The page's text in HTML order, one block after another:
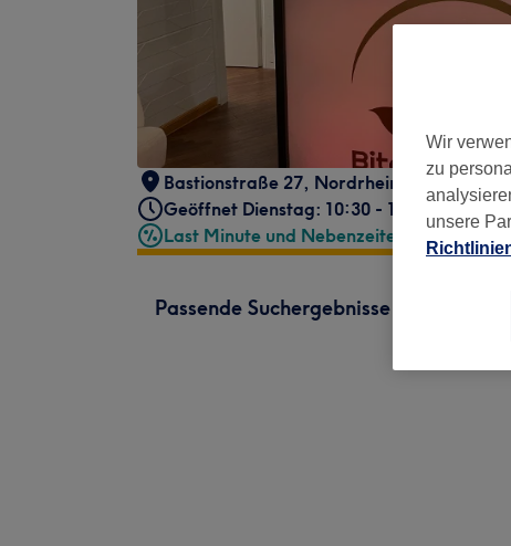
Bastionstraße 27, Nordrhein-Westfalen,
Geöffnet Dienstag: 10:30 - 18:00
Last Minute und Nebenzeiten
Passende Suchergebnisse
Wir
zu
unsere